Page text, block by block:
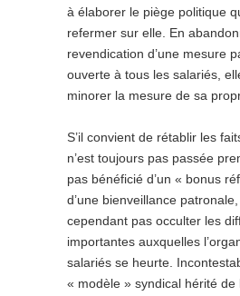
à élaborer le piège politique
refermer sur elle. En
revendication d’une mesure
ouverte à tous les salariés,
minorer la mesure de sa
S’il convient de rétablir les
n’est toujours pas passée
pas bénéficié d’un « bonus
d’une bienveillance
cependant pas occulter les
importantes auxquelles
salariés se heurte.
« modèle » syndical hérité de